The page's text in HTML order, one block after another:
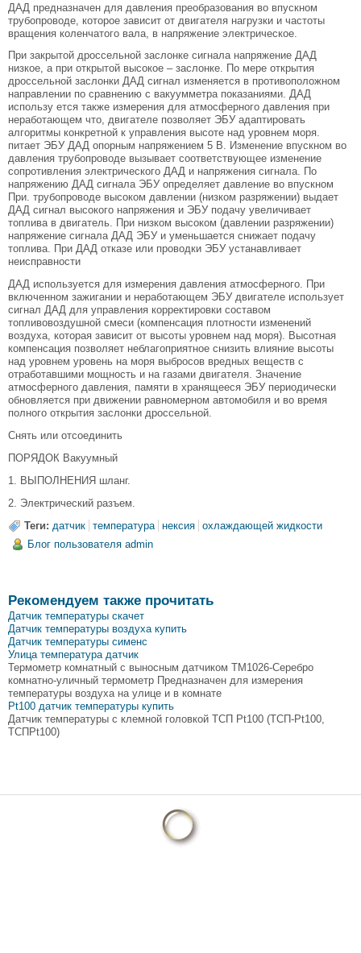
ДАД предназначен для давления преобразования во впускном
трубопроводе, которое зависит от двигателя нагрузки и частоты
вращения коленчатого вала, в напряжение электрическое.
При закрытой дроссельной заслонке сигнала напряжение ДАД
низкое, а при открытой высокое – заслонке. По мере открытия
дроссельной заслонки ДАД сигнал изменяется в противоположном
направлении по сравнению с вакуумметра показаниями. ДАД
использу ется также измерения для атмосферного давления при
неработающем что, двигателе позволяет ЭБУ адаптировать
алгоритмы конкретной к управления высоте над уровнем моря.
питает ЭБУ ДАД опорным напряжением 5 В. Изменение впускном во
давления трубопроводе вызывает соответствующее изменение
сопротивления электрического ДАД и напряжения сигнала. По
напряжению ДАД сигнала ЭБУ определяет давление во впускном
При. трубопроводе высоком давлении (низком разряжении) выдает
ДАД сигнал высокого напряжения и ЭБУ подачу увеличивает
топлива в двигатель. При низком высоком (давлении разряжении)
напряжение сигнала ДАД ЭБУ и уменьшается снижает подачу
топлива. При ДАД отказе или проводки ЭБУ устанавливает
неисправности
ДАД используется для измерения давления атмосферного. При
включенном зажигании и неработающем ЭБУ двигателе использует
сигнал ДАД для управления корректировки составом
топливовоздушной смеси (компенсация плотности изменений
воздуха, которая зависит от высоты уровнем над моря). Высотная
компенсация позволяет неблагоприятное снизить влияние высоты
над уровнем уровень на моря выбросов вредных веществ с
отработавшими мощность и на газами двигателя. Значение
атмосферного давления, памяти в хранящееся ЭБУ периодически
обновляется при движении равномерном автомобиля и во время
полного открытия заслонки дроссельной.
Снять или отсоединить
ПОРЯДОК Вакуумный
1. ВЫПОЛНЕНИЯ шланг.
2. Электрический разъем.
Теги: датчик температура нексия охлаждающей жидкости
Блог пользователя admin
Рекомендуем также прочитать
Датчик температуры скачет
Датчик температуры воздуха купить
Датчик температуры сименс
Улица температура датчик
Термометр комнатный с выносным датчиком TM1026-Серебро
комнатно-уличный термометр Предназначен для измерения
температуры воздуха на улице и в комнате
Pt100 датчик температуры купить
Датчик температуры с клемной головкой ТСП Pt100 (ТСП-Pt100,
ТСПPt100)